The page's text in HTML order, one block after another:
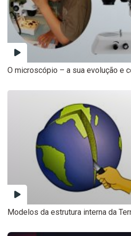
O microscópio – a sua evolução e
Modelos da estrutura interna da